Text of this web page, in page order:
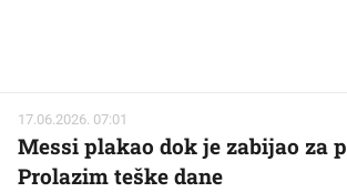
17.06.2026. 07:01
Messi plakao dok je zabijao za
Prolazim teške dane